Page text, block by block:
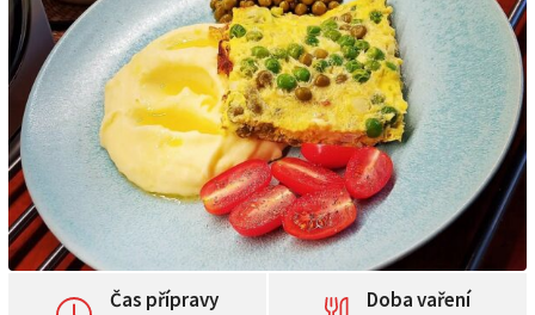
Čas přípravy
Doba vaření